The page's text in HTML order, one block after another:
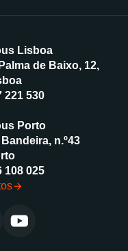
Lisboa
de Baixo, 12,
221 530
Porto
n.º43
108 025